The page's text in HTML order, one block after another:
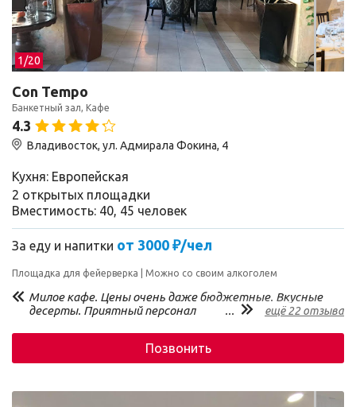
1/20
Con Tempo
Банкетный зал, Кафе
4.3
Владивосток, ул. Адмирала Фокина, 4
Кухня: Европейская
2 открытых площадки
Вместимость: 40, 45 человек
За еду и напитки от 3000 ₽/чел
Площадка для фейерверка Можно со своим алкоголем
Милое кафе. Цены очень даже бюджетные. Вкусные
десерты. Приятный персонал
... ещё 22 отзыва
Позвонить